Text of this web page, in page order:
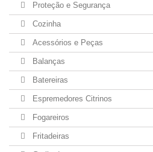
Proteção e Segurança
Cozinha
Acessórios e Peças
Balanças
Batereiras
Espremedores Citrinos
Fogareiros
Fritadeiras